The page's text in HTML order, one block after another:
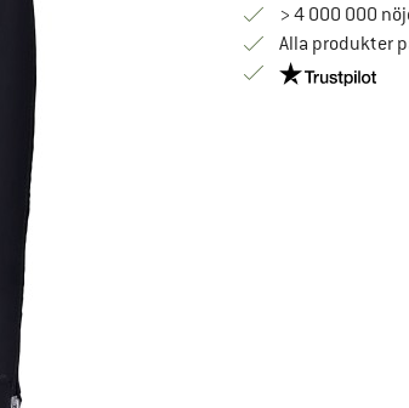
> 4 000 000
Alla produkter